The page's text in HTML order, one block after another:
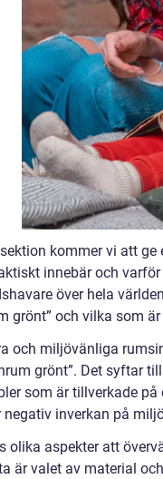
kommer vi att
innebär och
över hela
grönt” och vilka som
och miljövänliga
grönt”. Det syftar
som är tillverkade
negativ inverkan på
olika aspekter att
är valet av material